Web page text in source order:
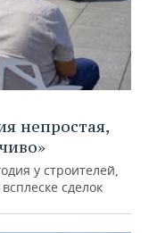
непростая,
у строителей,
сделок